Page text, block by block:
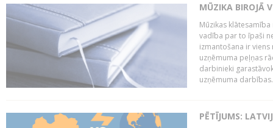
MŪZIKA BIROJĀ
Mūzikas
vadība par to īpaši
izmantošana ir
uzņēmuma peļņas
darbinieki
uzņēmuma
PĒTĪJUMS: